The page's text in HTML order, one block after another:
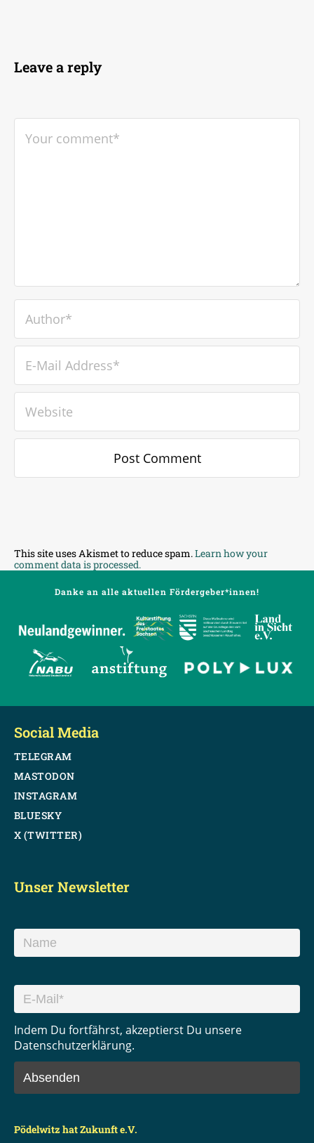
Leave a reply
This site uses Akismet to reduce spam.Learn how your
comment data is processed.
Danke an alle aktuellen Fördergeber*innen!
Social Media
TELEGRAM
MASTODON
INSTAGRAM
BLUESKY
X (TWITTER)
Unser Newsletter
Indem Du fortfährst, akzeptierst Du unsere
Datenschutzerklärung.
Pödelwitz hat Zukunft e.V.